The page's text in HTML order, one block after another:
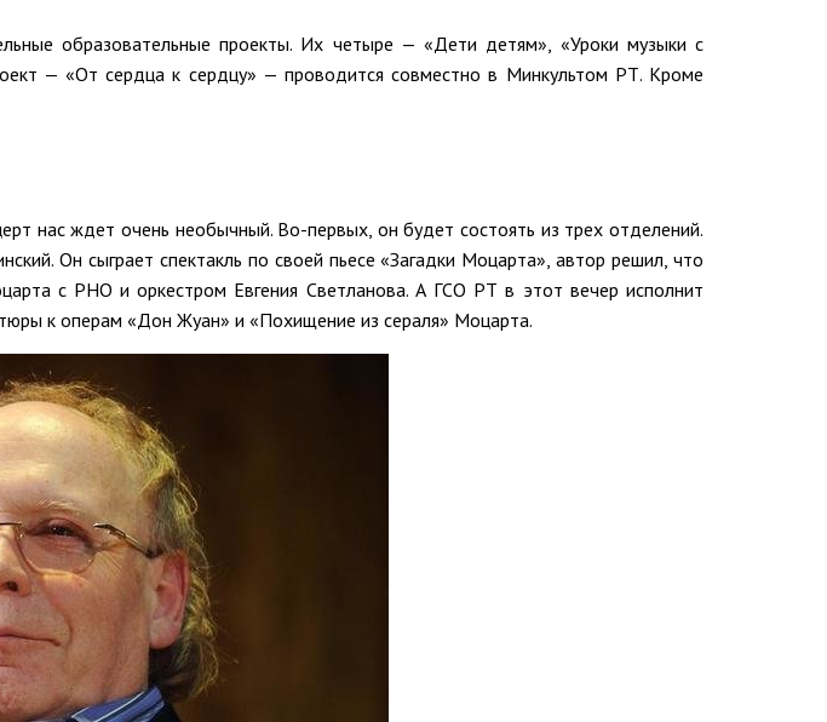
образовательные проекты. Их четыре — «Дети детям», «Уроки музыки с
— «От сердца к сердцу» — проводится совместно в Минкультом РТ. Кроме
нас ждет очень необычный. Во-первых, он будет состоять из трех отделений.
Он сыграет спектакль по своей пьесе «Загадки Моцарта», автор решил, что
с РНО и оркестром Евгения Светланова. А ГСО РТ в этот вечер исполнит
к операм «Дон Жуан» и «Похищение из сераля» Моцарта.